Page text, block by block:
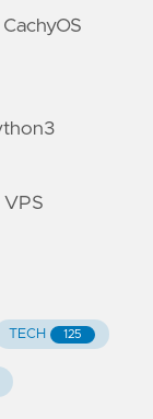
VPS
TECH 125